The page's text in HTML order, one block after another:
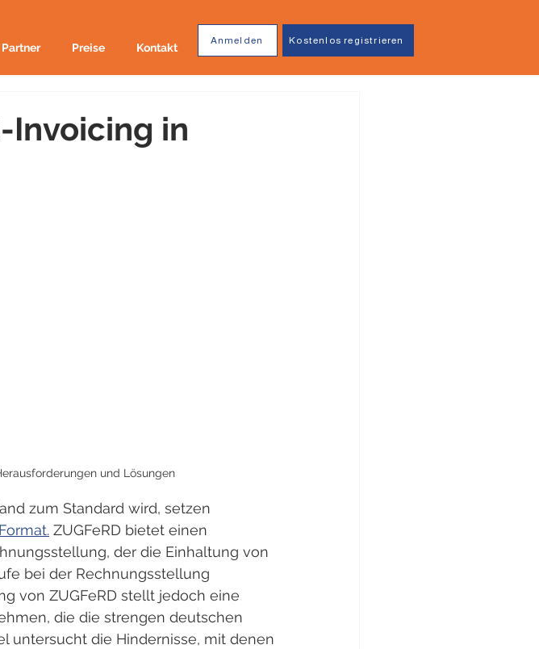
Partner Preise Kontakt
Anmelden Kostenlos registrieren
Invoicing in
und Lösungen
zum Standard wird, setzen
ZUGFeRD bietet einen
der die Einhaltung von
bei der Rechnungsstellung
von ZUGFeRD stellt jedoch eine
die die strengen deutschen
untersucht die Hindernisse, mit denen